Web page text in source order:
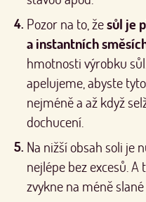
Pozor na to, žesůl je
a instantních
hmotnosti výrobku
apelujeme, abyste
nejméně a až když
dochucení.
Na nižší obsah soli je
nejlépe bez excesů.
zvykne na méně